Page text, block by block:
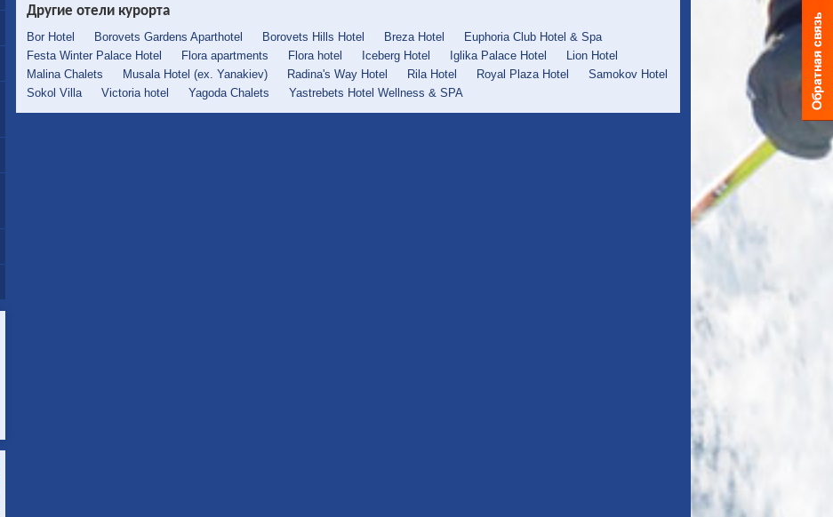
Другие отели курорта
Bor Hotel Borovets Gardens Aparthotel Borovets Hills Hotel Breza Hotel
Euphoria Club Hotel & Spa
Festa Winter Palace Hotel
Flora apartments Flora hotel Iceberg Hotel Iglika Palace Hotel
Lion Hotel
Malina Chalets
Musala Hotel (ex. Yanakiev) Radina's Way Hotel Rila Hotel Royal Plaza Hotel
Samokov Hotel
Sokol Villa
Victoria hotel Yagoda Chalets Yastrebets Hotel Wellness & SPA